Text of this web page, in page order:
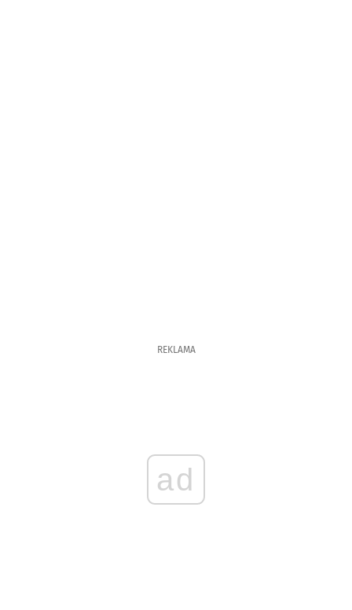
REKLAMA
ad